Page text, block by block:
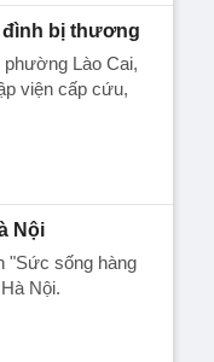
đình bị thương
Lào Cai,
viện cấp cứu,
Nội
"Sức sống hàng
Nội.